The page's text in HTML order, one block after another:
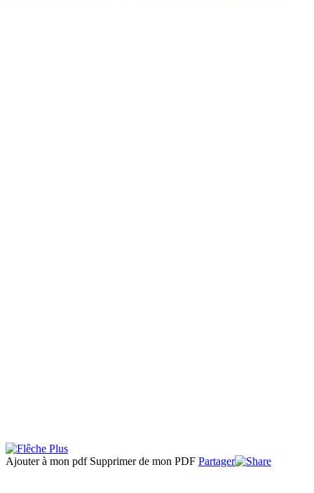
Ajouter à mon pdf Supprimer de mon PDF Partager